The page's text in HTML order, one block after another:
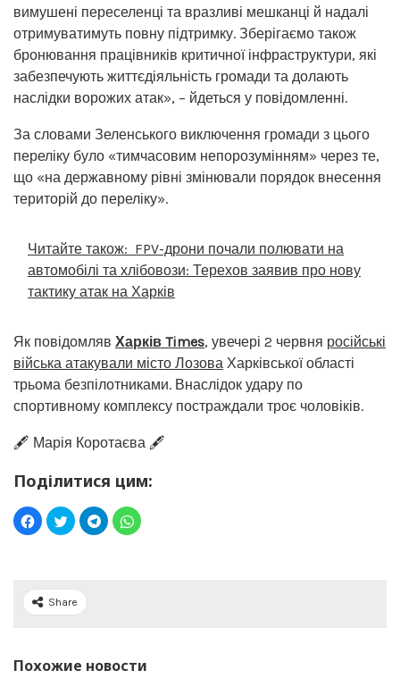
вимушені переселенці та вразливі мешканці й надалі
отримуватимуть повну підтримку. Зберігаємо також
бронювання працівників критичної інфраструктури, які
забезпечують життєдіяльність громади та долають
наслідки ворожих атак», – йдеться у повідомленні.
За словами Зеленського виключення громади з цього
переліку було «тимчасовим непорозумінням» через те,
що «на державному рівні змінювали порядок внесення
територій до переліку».
Читайте також: FPV-дрони почали полювати на
автомобілі та хлібовози: Терехов заявив про нову
тактику атак на Харків
Як повідомляв Харків Times, увечері 2 червня російські
війська атакували місто Лозова Харківської області
трьома безпілотниками. Внаслідок удару по
спортивному комплексу постраждали троє чоловіків.
🖋️ Марія Коротаєва 🖋️
Поділитися цим:
Share
Похожие новости